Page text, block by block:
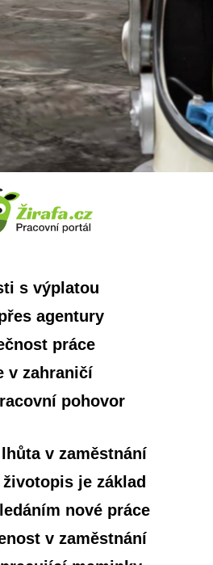
s výplatou
agentury
práce
v zahraničí
pohovor
v zaměstnání
je základ
nové práce
v zaměstnání